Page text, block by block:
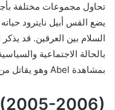
تحاول مجموعات مختلفة
يضع القس أبيل نايترود
السلام بين العرقين. قد
بالحالة الاجتماعية
بمشاهدة Abel وهو يقاتل من أجل الصالح العام.
2006)